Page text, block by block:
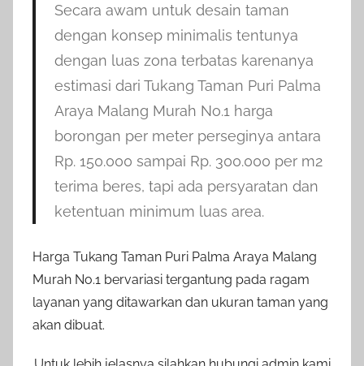
Secara awam untuk desain taman
dengan konsep minimalis tentunya
dengan luas zona terbatas karenanya
estimasi dari Tukang Taman Puri Palma
Araya Malang Murah No.1 harga
borongan per meter perseginya antara
Rp. 150.000 sampai Rp. 300.000 per m2
terima beres, tapi ada persyaratan dan
ketentuan minimum luas area.
Harga Tukang Taman Puri Palma Araya Malang
Murah No.1 bervariasi tergantung pada ragam
layanan yang ditawarkan dan ukuran taman yang
akan dibuat.